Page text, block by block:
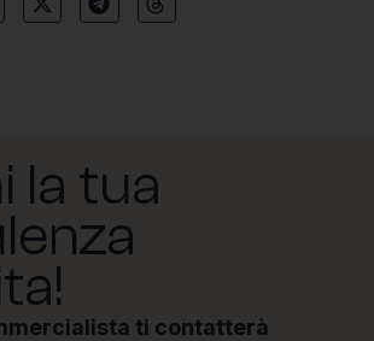
la tua
ti contatterà